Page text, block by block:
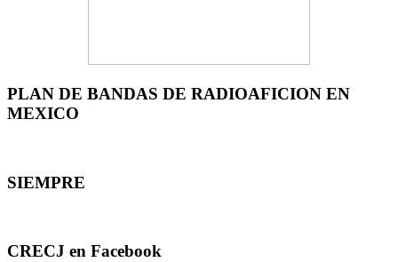
PLAN DE BANDAS DE RADIOAFICION EN
MEXICO
SIEMPRE
CRECJ en Facebook